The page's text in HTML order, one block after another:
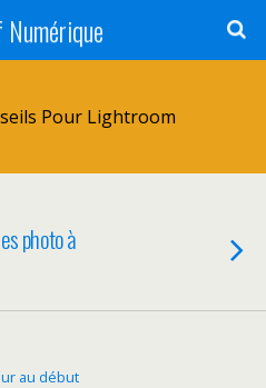
Pour Lightroom
photo à
au début